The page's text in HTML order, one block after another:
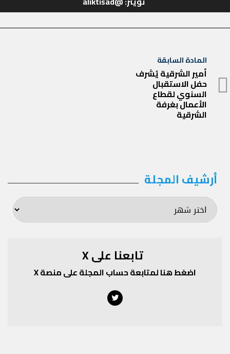
تصفّح
المقالات
المادة السابقة
المادة
السابقة
أمير الشرقية يُشرف
حفل الاستقبال
السنوي لقطاع
الأعمال بغرفة
الشرقية
أرشيف المجلة أرشيف
المجلة
تابعنا على X
اضغط هنا لمتابعة حساب المجلة على منصة X
Twitter